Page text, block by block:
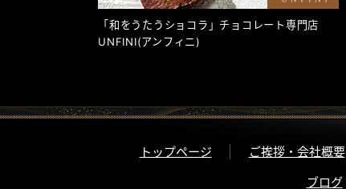
「和をうたうショコラ」チョコレート専門店
UNFINI(アンフィニ)
トップページ ご挨拶・会社概要
ブログ